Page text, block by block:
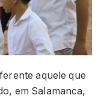
aquele que
em Salamanca,